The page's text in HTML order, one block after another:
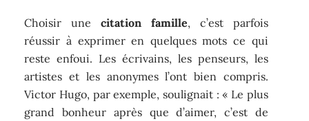
Choisir unecitation famille, c’est parfois
réussir à exprimer en quelques mots ce qui
reste enfoui. Les écrivains, les penseurs, les
artistes et les anonymes l’ont bien compris.
Victor Hugo, par exemple, soulignait : « Le plus
grand bonheur après que d’aimer, c’est de